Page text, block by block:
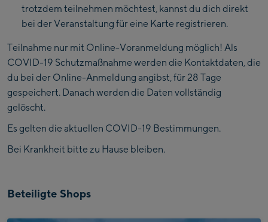
trotzdem teilnehmen möchtest, kannst du dich direkt
bei der Veranstaltung für eine Karte registrieren.
Teilnahme nur mit Online-Voranmeldung möglich! Als
COVID-19 Schutzmaßnahme werden die Kontaktdaten, die
du bei der Online-Anmeldung angibst, für 28 Tage
gespeichert. Danach werden die Daten vollständig
gelöscht.
Es gelten die aktuellen COVID-19 Bestimmungen.
Bei Krankheit bitte zu Hause bleiben.
Beteiligte Shops